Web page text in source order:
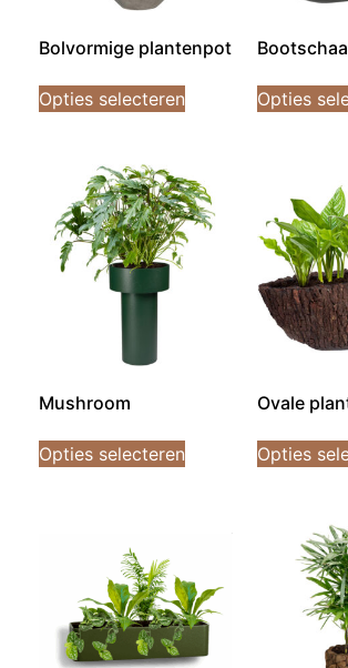
Bolvormige plantenpot
Opties selecteren Opties
Mushroom
Opties selecteren
Ovale
Opties